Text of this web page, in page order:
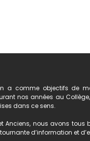
a comme objectifs de
nos années au
dans ce sens.
Anciens, nous avons tous
d’information et